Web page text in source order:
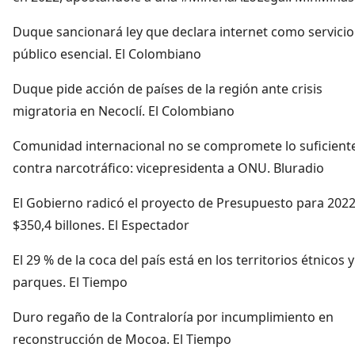
Duque sancionará ley que declara internet como servicio
público esencial. El Colombiano
Duque pide acción de países de la región ante crisis
migratoria en Necoclí. El Colombiano
Comunidad internacional no se compromete lo
contra narcotráfico: vicepresidenta a ONU. Bluradio
El Gobierno radicó el proyecto de Presupuesto para
$350,4 billones. El Espectador
El 29 % de la coca del país está en los territorios étnicos y
parques. El Tiempo
Duro regaño de la Contraloría por incumplimiento en
reconstrucción de Mocoa. El Tiempo